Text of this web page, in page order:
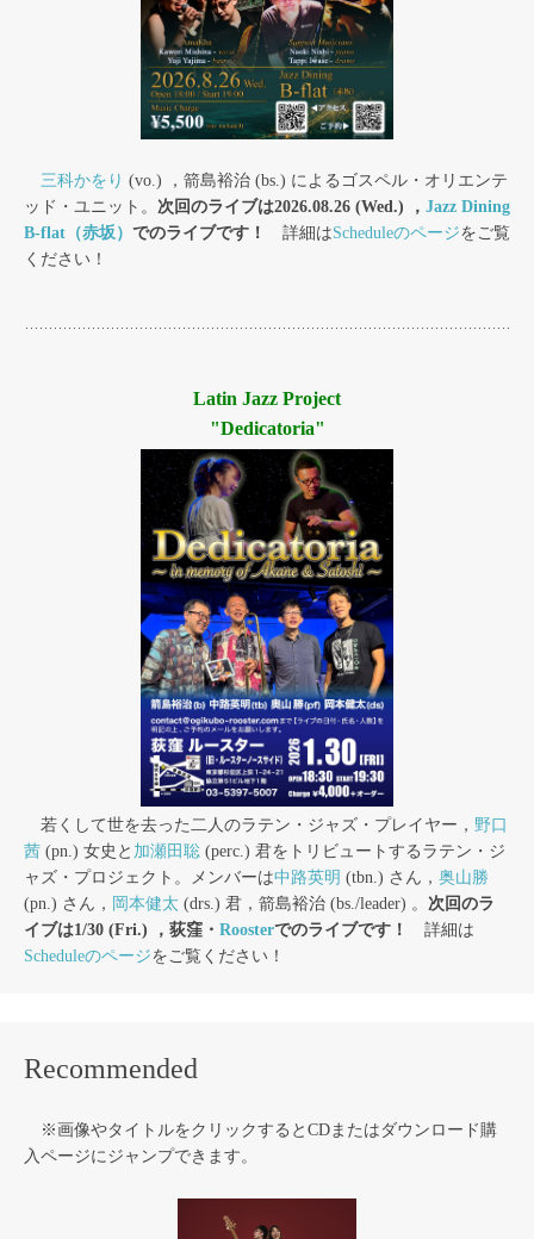
三科かをり (vo.) ，箭島裕治 (bs.) によるゴスペル・オリエンテ
ッド・ユニット。 次回のライブは2026.08.26 (Wed.) ， Jazz Dining
B-flat（赤坂） でのライブです！ 詳細はScheduleのページをご覧
ください！
Latin Jazz Project
"Dedicatoria"
若くして世を去った二人のラテン・ジャズ・プレイヤー， 野口
茜 (pn.) 女史と 加瀬田聡 (perc.) 君をトリビュートするラテン・ジ
ャズ・プロジェクト。メンバーは中路英明 (tbn.) さん， 奥山勝
(pn.) さん， 岡本健太 (drs.) 君，箭島裕治 (bs./leader) 。 次回のラ
イブは1/30 (Fri.) ，荻窪・ Roosterでのライブです！
詳細は
Scheduleのページをご覧ください！
Recommended
※画像やタイトルをクリックするとCDまたはダウンロード購
入ページにジャンプできます。